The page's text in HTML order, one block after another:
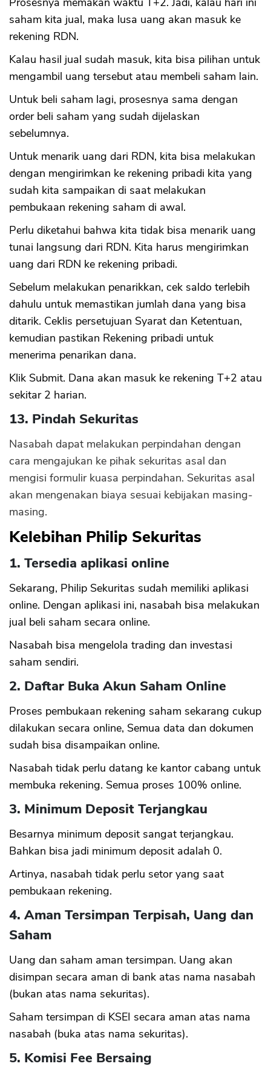
saham kita jual, maka lusa uang akan masuk ke
rekening RDN.
Kalau hasil jual sudah masuk, kita bisa pilihan untuk
mengambil uang tersebut atau membeli saham lain.
Untuk beli saham lagi, prosesnya sama dengan
order beli saham yang sudah dijelaskan
sebelumnya.
Untuk menarik uang dari RDN, kita bisa melakukan
dengan mengirimkan ke rekening pribadi kita yang
sudah kita sampaikan di saat melakukan
pembukaan rekening saham di awal.
Perlu diketahui bahwa kita tidak bisa menarik uang
tunai langsung dari RDN. Kita harus mengirimkan
uang dari RDN ke rekening pribadi.
Sebelum melakukan penarikkan, cek saldo terlebih
dahulu untuk memastikan jumlah dana yang bisa
ditarik. Ceklis persetujuan Syarat dan Ketentuan,
kemudian pastikan Rekening pribadi untuk
menerima penarikan dana.
Klik Submit. Dana akan masuk ke rekening T+2 atau
sekitar 2 harian.
13. Pindah Sekuritas
Nasabah dapat melakukan perpindahan dengan
cara mengajukan ke pihak sekuritas asal dan
mengisi formulir kuasa perpindahan. Sekuritas asal
akan mengenakan biaya sesuai kebijakan masing-
masing.
Kelebihan Philip Sekuritas
1. Tersedia aplikasi online
Sekarang, Philip Sekuritas sudah memiliki aplikasi
online. Dengan aplikasi ini, nasabah bisa melakukan
jual beli saham secara online.
Nasabah bisa mengelola trading dan investasi
saham sendiri.
2. Daftar Buka Akun Saham Online
Proses pembukaan rekening saham sekarang cukup
dilakukan secara online, Semua data dan dokumen
sudah bisa disampaikan online.
Nasabah tidak perlu datang ke kantor cabang untuk
membuka rekening. Semua proses 100% online.
3. Minimum Deposit Terjangkau
Besarnya minimum deposit sangat terjangkau.
Bahkan bisa jadi minimum deposit adalah 0.
Artinya, nasabah tidak perlu setor yang saat
pembukaan rekening.
4. Aman Tersimpan Terpisah, Uang dan
Saham
Uang dan saham aman tersimpan. Uang akan
disimpan secara aman di bank atas nama nasabah
(bukan atas nama sekuritas).
Saham tersimpan di KSEI secara aman atas nama
nasabah (buka atas nama sekuritas).
5. Komisi Fee Bersaing